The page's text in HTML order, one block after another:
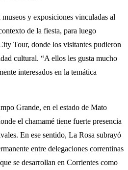
y exposiciones vinculadas al
de la fiesta, para luego
Tour, donde los visitantes pudieron
cultural. “A ellos les gusta mucho
interesados en la temática
Grande, en el estado de Mato
el chamamé tiene fuerte presencia
En ese sentido, La Rosa subrayó
entre delegaciones correntinas
se desarrollan en Corrientes como